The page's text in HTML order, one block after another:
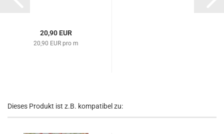
20,90 EUR
20,90 EUR pro m
Dieses Produkt ist z.B. kompatibel zu: